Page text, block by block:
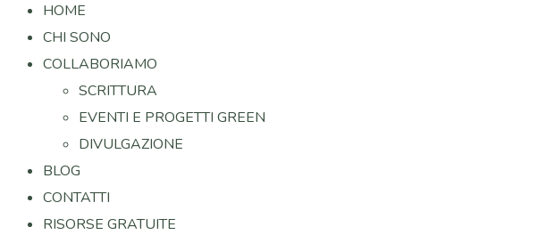
HOME
CHI SONO
COLLABORIAMO
SCRITTURA
EVENTI E PROGETTI GREEN
DIVULGAZIONE
BLOG
CONTATTI
RISORSE GRATUITE